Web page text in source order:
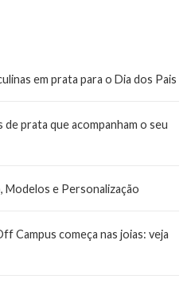
em prata para o Dia dos Pais
de prata que acompanham o seu
Modelos e Personalização
Campus começa nas joias: veja